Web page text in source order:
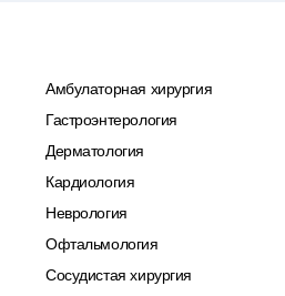
Амбулаторная хирургия
Гастроэнтерология
Дерматология
Кардиология
Неврология
Офтальмология
Сосудистая хирургия